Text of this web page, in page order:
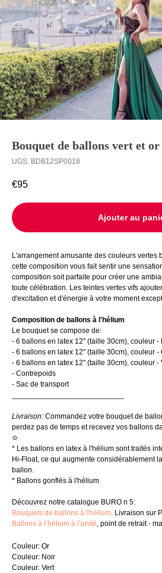
Ballons à
l’unité
Livraison
Contact
Bouquet de ballons vert et or
UGS: BDB12SP0018
€95
Ajouter au
L'arrangement amusante des couleurs vertes
cette composition vous fait sentir une
composition soit parfaite pour créer une
toute célébration. Les teintes vertes vifs
d'excitation et d'énergie à votre moment
Composition de ballons à l'hélium
Le bouquet se compose de:
- 6 ballons en latex 12" (taille 30cm), couleur -
- 6 ballons en latex 12" (taille 30cm), couleur -
- 6 ballons en latex 12" (taille 30cm), couleur -
- Contrepoids
- Sac de transport
Livraison: Commandez votre bouquet de
perdez pas de temps et recevez vos ballons
✫
* Les ballons en latex à l'hélium sont traités
Hi-Float, ce qui augmente considérablement
ballon.
* Ballons gonflés à l'hélium
Découvrez notre catalogue BURO n 5:
Bouquets de ballons à l'hélium. Livraison sur
Ballons à l’hélium à l’unité, point de retrait -
Couleur: Or
Couleur: Noir
Couleur: Vert